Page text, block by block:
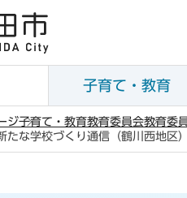
子育て・教育
ジ子育て・教育教育委員会教育委
たな学校づくり通信（鶴川西地区）